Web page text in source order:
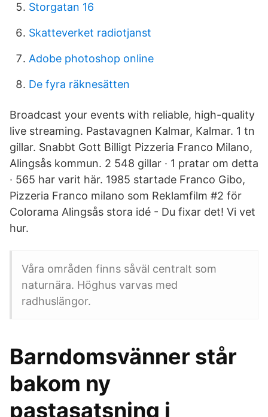
Storgatan 16
Skatteverket radiotjanst
Adobe photoshop online
De fyra räknesätten
Broadcast your events with reliable, high-quality
live streaming. Pastavagnen Kalmar, Kalmar. 1 tn
gillar. Snabbt Gott Billigt Pizzeria Franco Milano,
Alingsås kommun. 2 548 gillar · 1 pratar om detta
· 565 har varit här. 1985 startade Franco Gibo,
Pizzeria Franco milano som Reklamfilm #2 för
Colorama Alingsås stora idé - Du fixar det! Vi vet
hur.
Våra områden finns såväl centralt som
naturnära. Höghus varvas med
radhuslängor.
Barndomsvänner står
bakom ny
pastasatsning i